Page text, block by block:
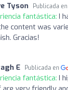
Tyson Publicada en
fantástica: I
content was
Gracias!
E Publicada en
fantástica: I